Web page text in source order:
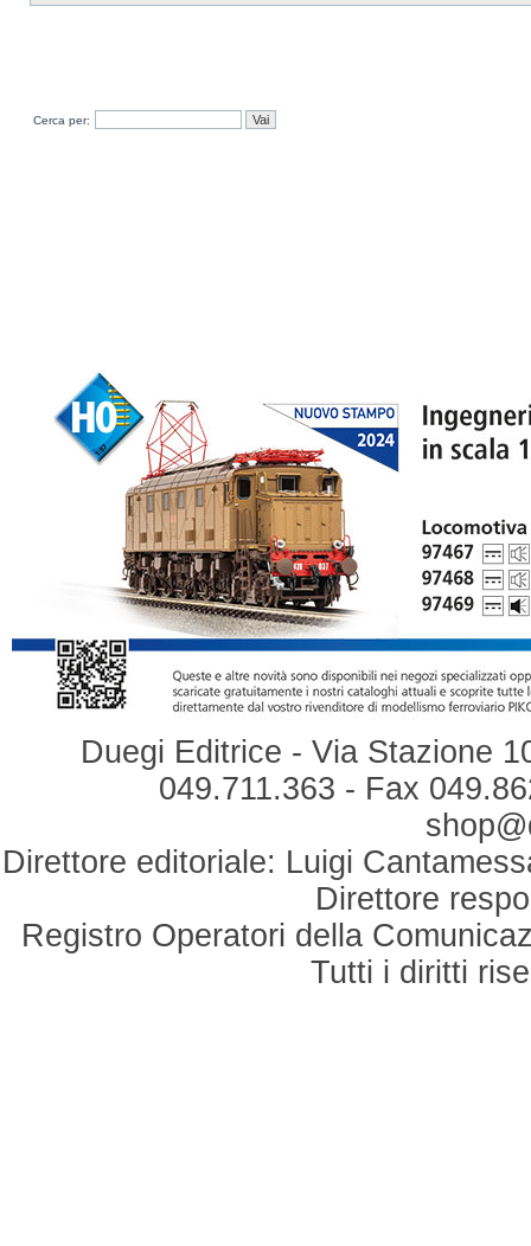
Cerca per:
Duegi Editrice - Via Stazione
049.711.363 - Fax
Direttore editoriale: Luigi
Direttore
Registro Operatori della
Tutti i diritti